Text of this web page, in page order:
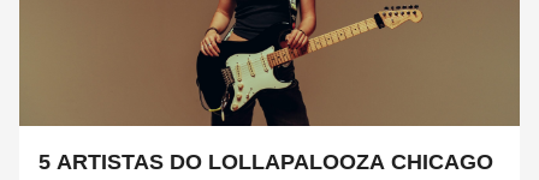
5 ARTISTAS DO LOLLAPALOOZA CHICAGO